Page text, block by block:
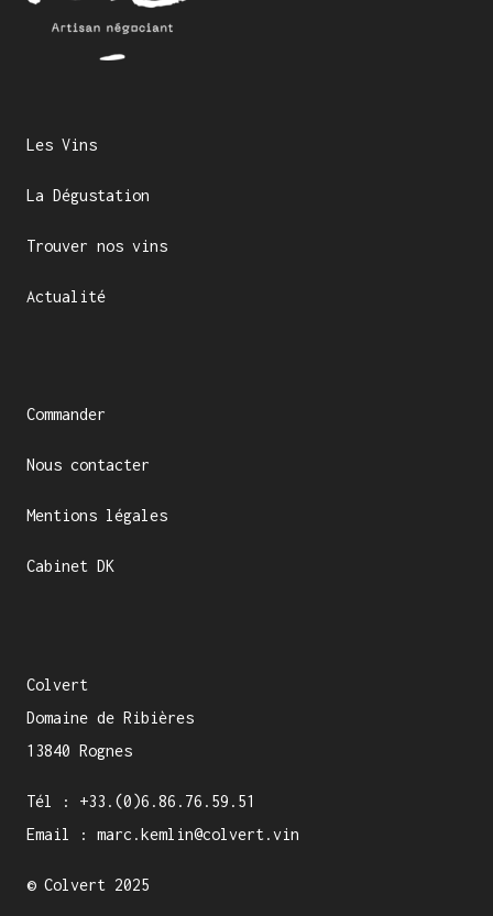
Les Vins
La Dégustation
Trouver nos vins
Actualité
Commander
Nous contacter
Mentions légales
Cabinet DK
Colvert
Domaine de Ribières
13840 Rognes
Tél : +33.(0)6.86.76.59.51
Email : marc.kemlin@colvert.vin
© Colvert 2025